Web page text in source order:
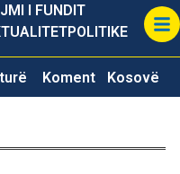
I FUNDIT
POLITIKE
Koment Kosovë